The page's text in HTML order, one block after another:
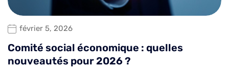
février 5, 2026
Comité social économique : quelles
nouveautés pour 2026 ?